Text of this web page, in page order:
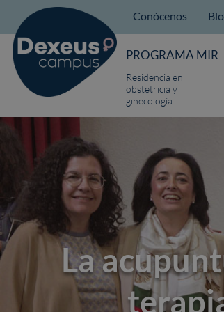
Conócenos
PROGRAMA MIR
Residencia en
obstetricia y
ginecología
La